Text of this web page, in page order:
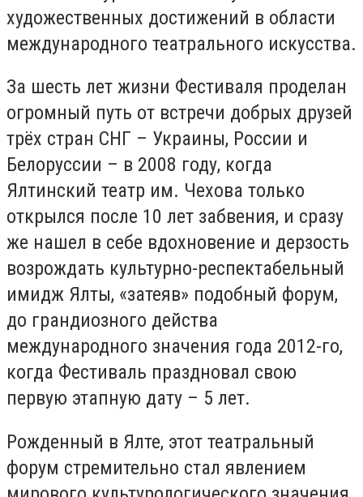
художественных достижений в области
международного театрального искусства.
За шесть лет жизни Фестиваля проделан
огромный путь от встречи добрых друзей
трёх стран СНГ – Украины, России и
Белоруссии – в 2008 году, когда
Ялтинский театр им. Чехова только
открылся после 10 лет забвения, и сразу
же нашел в себе вдохновение и дерзость
возрождать культурно-респектабельный
имидж Ялты, «затеяв» подобный форум,
до грандиозного действа
международного значения года 2012-го,
когда Фестиваль праздновал свою
первую этапную дату – 5 лет.
Рожденный в Ялте, этот театральный
форум стремительно стал явлением